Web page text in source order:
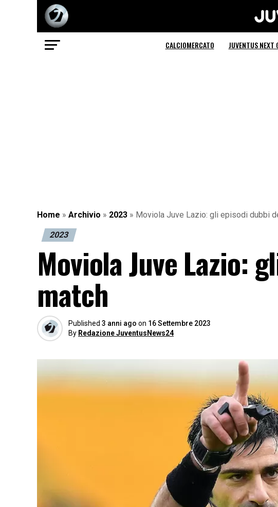
CALCIOMERCATO JUVENTUS NEXT
Home » Archivio » 2023 » Moviola Juve Lazio: gli episodi dubbi
2023
Moviola Juve Lazio:
match
Published 3 anni ago on 16 Settembre 2023
By Redazione JuventusNews24